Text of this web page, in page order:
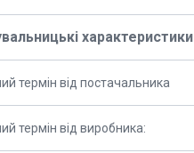
характеристики
термін від постачальника
термін від виробника: